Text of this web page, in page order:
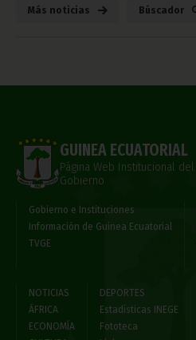
Más noticias Búscador
GUINEA ECUATORIAL
Página Web Institucional del
Gobierno
Gobierno e Instituciones
Información de Guinea Ecuatorial
TVGE
NOTICIAS
ÁFRICA
ECONOMÍA
DEPORTES
Estadísticas INEGE
Fototeca